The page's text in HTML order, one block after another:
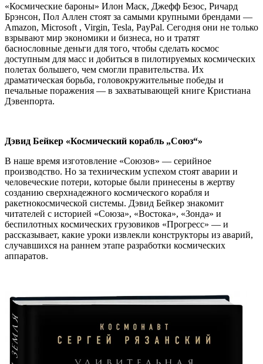
«Космические бароны» Илон Маск, Джефф Безос, Ричард
Брэнсон, Пол Аллен стоят за самыми крупными брендами —
Amazon, Microsoft , Virgin, Tesla, PayPal. Сегодня они не только
взрывают мир экономики и бизнеса, но и тратят
баснословные деньги для того, чтобы сделать космос
доступным для масс и добиться в пилотируемых космических
полетах большего, чем смогли правительства. Их
драматическая борьба, головокружительные победы и
печальные поражения — в захватывающей книге Кристиана
Дэвенпорта.
Дэвид Бейкер «Космический корабль „Союз“»
В наше время изготовление «Союзов» — серийное
производство. Но за техническим успехом стоят аварии и
человеческие потери, которые были принесены в жертву
созданию сверхнадежного космического корабля и
ракетнокосмической системы. Дэвид Бейкер знакомит
читателей с историей «Союза», «Востока», «Зонда» и
беспилотных космических грузовиков «Прогресс» — и
рассказывает, какие уроки извлекли конструкторы из аварий,
случавшихся на раннем этапе разработки космических
аппаратов.